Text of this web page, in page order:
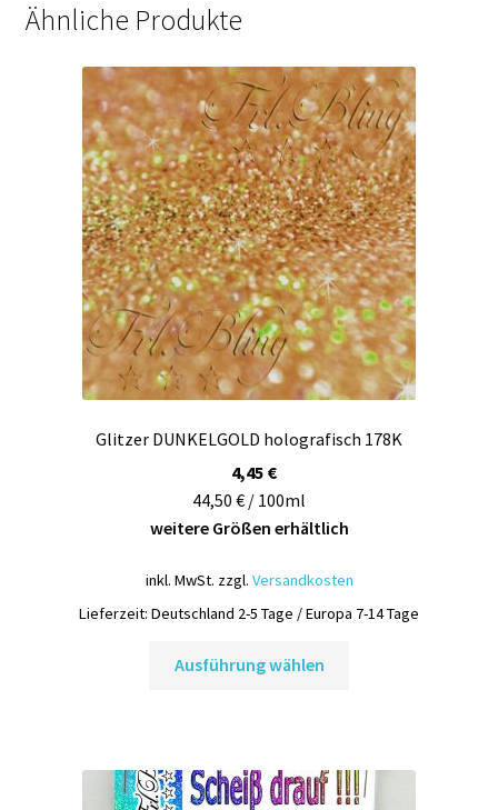
Ähnliche Produkte
Glitzer DUNKELGOLD holografisch 178K
4,45 €
44,50 € / 100ml
weitere Größen erhältlich
inkl. MwSt. zzgl. Versandkosten
Lieferzeit: Deutschland 2-5 Tage / Europa 7-14 Tage
Ausführung wählen
auf.